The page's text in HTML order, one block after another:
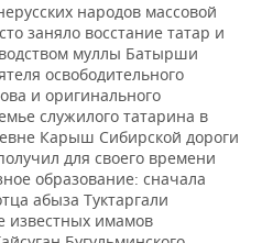
народов массовой
заняло восстание татар и
муллы Батырши
освободительного
и оригинального
служилого татарина в
Карыш Сибирской дороги
для своего времени
образование: сначала
абыза Туктаргали
известных имамов